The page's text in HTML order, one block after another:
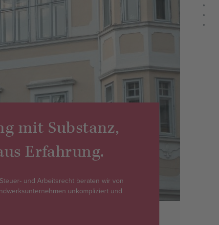
mit Substanz,
Erfahrung.
und Arbeitsrecht beraten wir von
unkompliziert und